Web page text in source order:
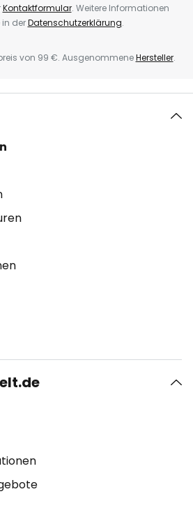
Kontaktformular. Weitere Informationen
in derDatenschutzerklärung.
von 99 €. AusgenommeneHersteller.